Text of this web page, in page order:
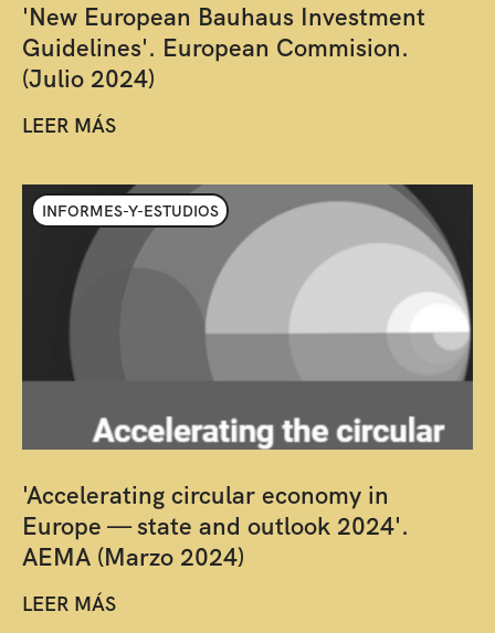
'New European Bauhaus Investment
Guidelines'. European Commision.
(Julio 2024)
LEER MÁS
INFORMES-Y-ESTUDIOS
'Accelerating circular economy in
Europe — state and outlook 2024'.
AEMA (Marzo 2024)
LEER MÁS